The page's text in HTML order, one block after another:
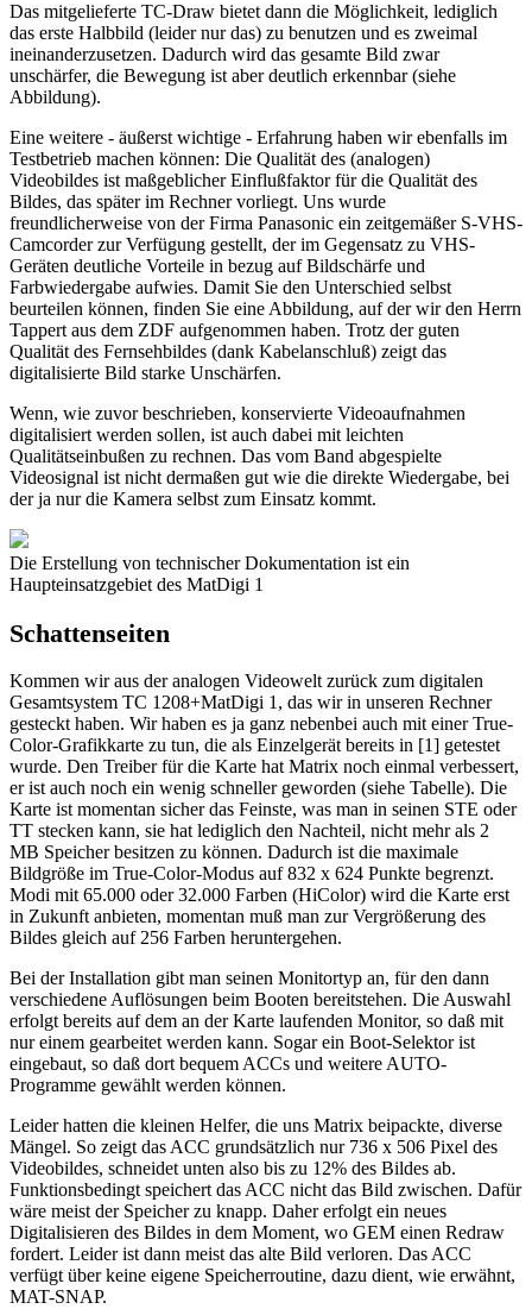
Das mitgelieferte TC-Draw bietet dann die Möglichkeit, lediglich
das erste Halbbild (leider nur das) zu benutzen und es zweimal
ineinanderzusetzen. Dadurch wird das gesamte Bild zwar
unschärfer, die Bewegung ist aber deutlich erkennbar (siehe
Abbildung).
Eine weitere - äußerst wichtige - Erfahrung haben wir ebenfalls im
Testbetrieb machen können: Die Qualität des (analogen)
Videobildes ist maßgeblicher Einflußfaktor für die Qualität des
Bildes, das später im Rechner vorliegt. Uns wurde
freundlicherweise von der Firma Panasonic ein zeitgemäßer S-VHS-
Camcorder zur Verfügung gestellt, der im Gegensatz zu VHS-
Geräten deutliche Vorteile in bezug auf Bildschärfe und
Farbwiedergabe aufwies. Damit Sie den Unterschied selbst
beurteilen können, finden Sie eine Abbildung, auf der wir den Herrn
Tappert aus dem ZDF aufgenommen haben. Trotz der guten
Qualität des Fernsehbildes (dank Kabelanschluß) zeigt das
digitalisierte Bild starke Unschärfen.
Wenn, wie zuvor beschrieben, konservierte Videoaufnahmen
digitalisiert werden sollen, ist auch dabei mit leichten
Qualitätseinbußen zu rechnen. Das vom Band abgespielte
Videosignal ist nicht dermaßen gut wie die direkte Wiedergabe, bei
der ja nur die Kamera selbst zum Einsatz kommt.
Die Erstellung von technischer Dokumentation ist ein
Haupteinsatzgebiet des MatDigi 1
Schattenseiten
Kommen wir aus der analogen Videowelt zurück zum digitalen
Gesamtsystem TC 1208+MatDigi 1, das wir in unseren Rechner
gesteckt haben. Wir haben es ja ganz nebenbei auch mit einer True-
Color-Grafikkarte zu tun, die als Einzelgerät bereits in [1] getestet
wurde. Den Treiber für die Karte hat Matrix noch einmal verbessert,
er ist auch noch ein wenig schneller geworden (siehe Tabelle). Die
Karte ist momentan sicher das Feinste, was man in seinen STE oder
TT stecken kann, sie hat lediglich den Nachteil, nicht mehr als 2
MB Speicher besitzen zu können. Dadurch ist die maximale
Bildgröße im True-Color-Modus auf 832 x 624 Punkte begrenzt.
Modi mit 65.000 oder 32.000 Farben (HiColor) wird die Karte erst
in Zukunft anbieten, momentan muß man zur Vergrößerung des
Bildes gleich auf 256 Farben heruntergehen.
Bei der Installation gibt man seinen Monitortyp an, für den dann
verschiedene Auflösungen beim Booten bereitstehen. Die Auswahl
erfolgt bereits auf dem an der Karte laufenden Monitor, so daß mit
nur einem gearbeitet werden kann. Sogar ein Boot-Selektor ist
eingebaut, so daß dort bequem ACCs und weitere AUTO-
Programme gewählt werden können.
Leider hatten die kleinen Helfer, die uns Matrix beipackte, diverse
Mängel. So zeigt das ACC grundsätzlich nur 736 x 506 Pixel des
Videobildes, schneidet unten also bis zu 12% des Bildes ab.
Funktionsbedingt speichert das ACC nicht das Bild zwischen. Dafür
wäre meist der Speicher zu knapp. Daher erfolgt ein neues
Digitalisieren des Bildes in dem Moment, wo GEM einen Redraw
fordert. Leider ist dann meist das alte Bild verloren. Das ACC
verfügt über keine eigene Speicherroutine, dazu dient, wie erwähnt,
MAT-SNAP.